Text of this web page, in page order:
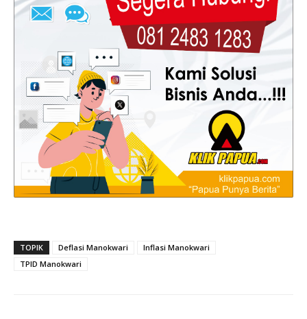
TOPIK Deflasi Manokwari
Inflasi Manokwari
TPID Manokwari